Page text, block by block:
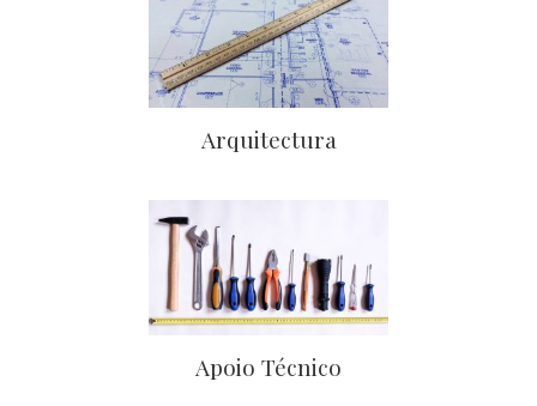
Arquitectura
Apoio Técnico